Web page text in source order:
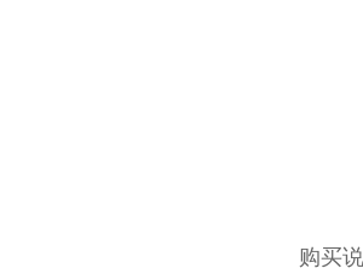
购买